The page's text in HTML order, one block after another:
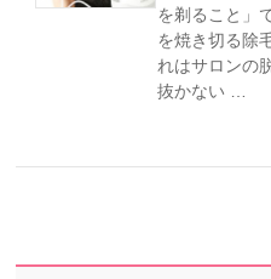
を剃ること」
を焼き切る除
れはサロンの
抜かない …